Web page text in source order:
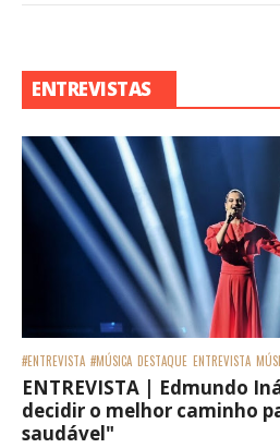
ENTREVISTAS
#ENTREVISTA #MÚSICA DESTAQUE ENTREVISTA
ENTREVISTA | Edmundo
decidir o melhor caminho
saudável"